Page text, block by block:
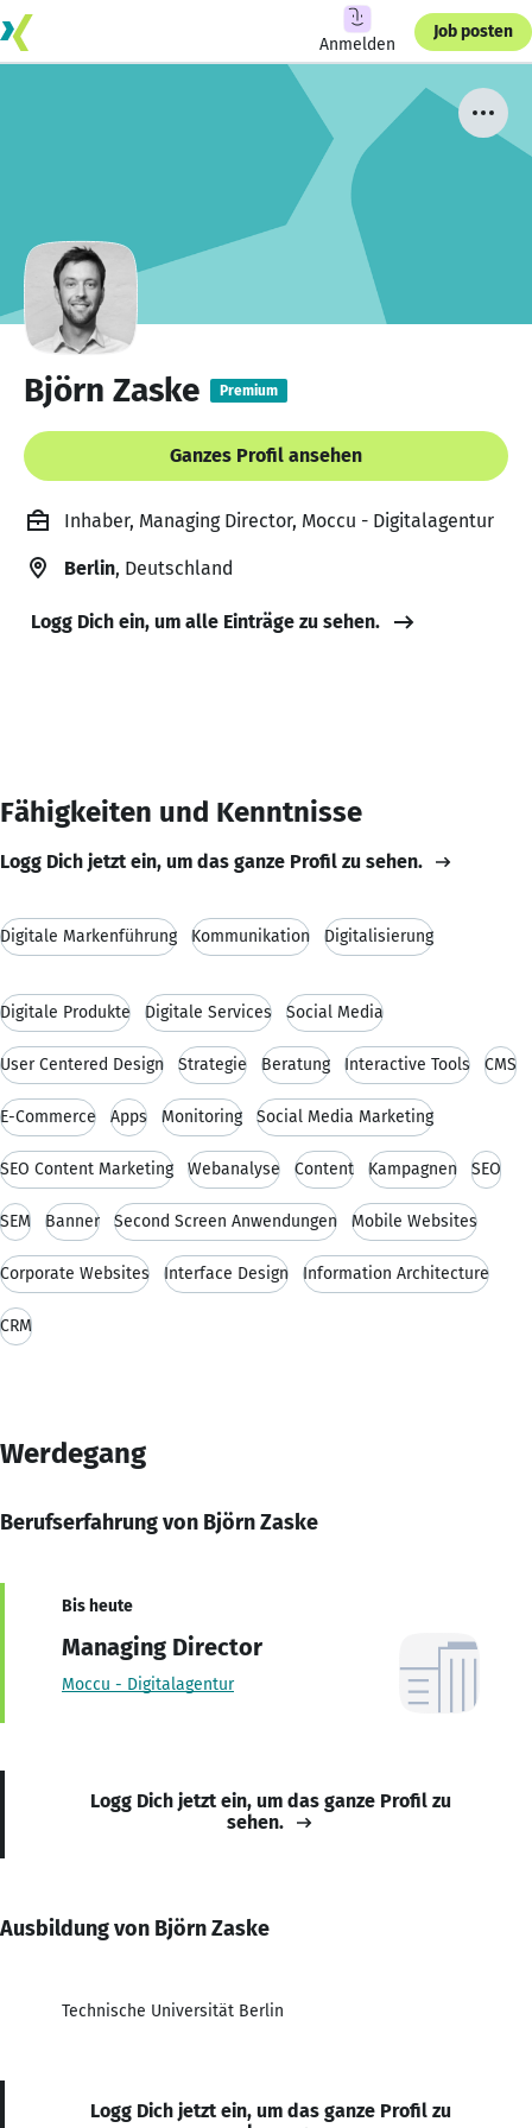
Anmelden
Job posten
Björn Zaske Premium
Ganzes Profil ansehen
Inhaber, Managing Director, Moccu - Digitalagentur
Berlin, Deutschland
Logg Dich ein, um alle Einträge zu sehen.
Fähigkeiten und Kenntnisse
Logg Dich jetzt ein, um das ganze Profil zu sehen.
Digitale Markenführung Kommunikation Digitalisierung
Digitale Produkte Digitale Services Social Media
User Centered Design Strategie Beratung Interactive Tools CMS
E-Commerce Apps Monitoring Social Media Marketing
SEO Content Marketing Webanalyse Content Kampagnen SEO
SEM Banner Second Screen Anwendungen Mobile Websites
Corporate Websites Interface Design Information Architecture
CRM
Werdegang
Berufserfahrung von Björn Zaske
Bis heute
Managing Director
Moccu - Digitalagentur
Logg Dich jetzt ein, um das ganze Profil zu
sehen.
Ausbildung von Björn Zaske
Technische Universität Berlin
Logg Dich jetzt ein, um das ganze Profil zu